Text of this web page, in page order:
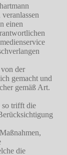
einen
der
gemacht und
gemäß Art.
so trifft die
die